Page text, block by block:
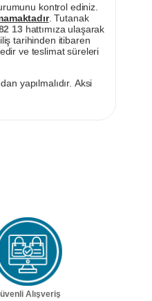
kontrol ediniz.
. Tutanak
13hattımıza ulaşarak
tarihinden itibaren
ve teslimat süreleri
yapılmalıdır. Aksi
Alışveriş